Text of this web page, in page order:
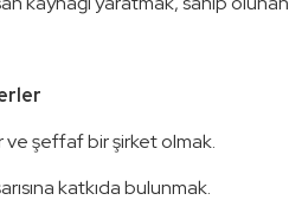
ve şeffaf bir şirket olmak.
katkıda bulunmak.